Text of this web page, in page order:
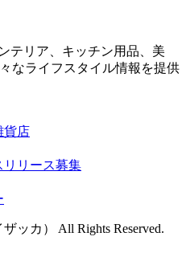
テリア、キッチン用品、美
なライフスタイル情報を提供
貨店
リリース募集
ッカ） All Rights Reserved.